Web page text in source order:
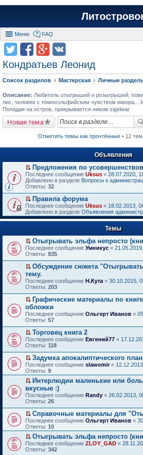
Меню FAQ
Кондратьев Леонид
Список разделов Мастерская Личные
Описание: Любитель отыгрышей и розыгрышей,
лис, человек с тёмноэльфийским чувством юмора...
Попадая на остров, прикрывается ником sigelwar
Новая тема
Отметить темы как прочтённые • 12
Объявления
П
е
р
й
т
и
к
п
в
о
м
у
н
е
п
р
о
ч
и
т
а
н
о
м
у
с
о
о
б
щ
е
н
и
ю
Предложения по
Последнее сообщение Uksus « 28.07.2020,
Добавлено в разделе Вопросы к
Ответы: 32
П
е
р
е
т
и
к
п
р
о
м
у
н
е
п
р
о
ч
и
т
а
н
о
м
у
с
о
о
б
щ
е
н
и
ю
Правила форума
Последнее сообщение Uksus « 18.02.2013,
Добавлено в разделе Объявления
Темы
П
е
е
й
т
и
к
п
е
р
в
о
м
у
н
е
р
о
ч
и
а
н
н
о
м
у
с
о
о
б
щ
е
Отыгрывать эльфа непросто
Последнее сообщение Умникус «
Ответы: 835
П
е
р
е
й
т
и
к
п
е
р
в
о
м
у
н
е
п
р
о
ч
и
а
н
н
о
м
у
с
Обсуждение сюжета
тему.
Последнее сообщение Н.Кута « 30.10.2015,
Ответы: 203
П
е
р
е
й
и
к
п
е
р
в
о
м
у
н
е
п
р
о
ч
и
т
а
н
Графические материалы по
обложки
Последнее сообщение Ольгерт Иванов «
Ответы: 57
П
е
е
й
т
и
п
е
р
в
о
м
у
н
е
п
р
о
Торговец книга 2
Последнее сообщение Евгений77 «
Ответы: 118
П
е
р
е
й
т
и
п
е
р
в
о
м
у
Задумка апокалиптического
Последнее сообщение slawomir«
Ответы: 9
П
е
р
е
й
т
и
к
п
е
р
в
Интерлюдии маленькие или
вкусные :)
Последнее сообщение Randy « 26.02.2013,
Ответы: 26
П
е
р
е
й
т
Справочные материалы для
Последнее сообщение Ольгерт Иванов «
Ответы: 10
П
е
Отыгрывать эльфа непросто
Последнее сообщение ZLOY_GAD «
Ответы: 342